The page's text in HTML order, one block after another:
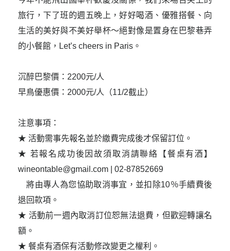
旅行，下了班的週五晚上，好好喝酒、優雅搭餐、向
生活的美好與不美好舉杯～絕對像是置身在巴黎巷弄
的小餐館，Let’s cheers in Paris。
沉醉巴黎價：2200元/人
早鳥優惠價：2000元/人（11/2截止）
注意事項：
★ 活動需事先報名並於繳費完成後才保留訂位。
★ 若報名成功後因故須取消請聯絡【餐桌有酒】
wineontable@gmail.com | 02-87852669
將由專人為您協助取消事宜，並扣除10％手續費後
退回款項。
★ 活動前一週內取消訂位恕無法退費，但歡迎轉讓名
額。
★ 餐桌有酒保有活動修改變更之權利。